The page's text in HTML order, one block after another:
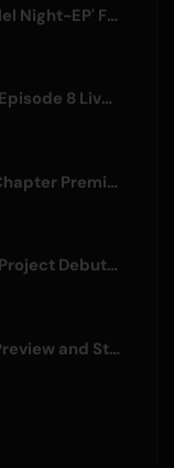
BILLY BOO Releases 'Parallel Night-EP' Featuring TV Drama Theme Song
BanG Dream! Yume∞Mita Episode 8 Live Clip Released
Digimon Beatbreak Final Chapter Premieres August 9, Free Episode Batch on YouTube
Virtual Idol Group FouRTe Project Debuts with 'ALL IN' Album Produced by m-flo's ☆Taku Takahashi
BLACK TORCH Episode 6 Preview and Streaming Details